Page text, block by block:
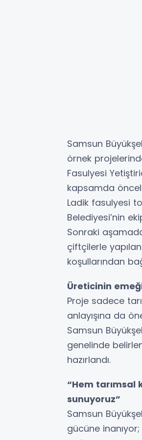
Samsun
örnek
Fasulyesi
kapsamda
Ladik fasulyesi
Belediyesi’nin
Sonraki
çiftçilerle
koşullarından
Üreticinin
Proje sadece
anlayışına da
Samsun
genelinde
hazırlandı.
“Hem tarımsal
sunuyoruz”
Samsun
gücüne